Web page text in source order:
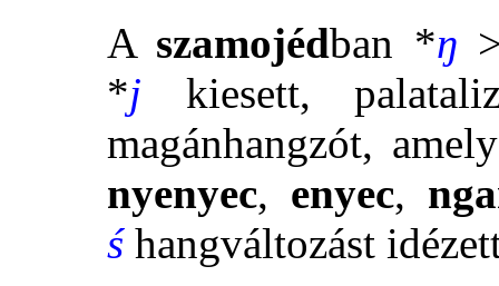
A szamojédban *ŋ
*j kiesett,
magánhangzót,
nyenyec, enyec,
śhangváltozást